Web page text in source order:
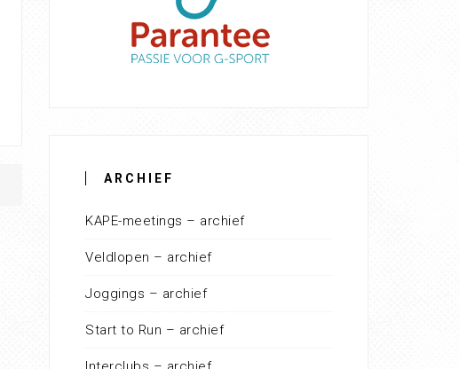
ARCHIEF
KAPE-meetings – archief
Veldlopen – archief
Joggings – archief
Start to Run – archief